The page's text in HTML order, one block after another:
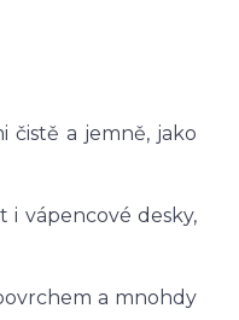
čistě a jemně, jako
i vápencové desky,
a mnohdy